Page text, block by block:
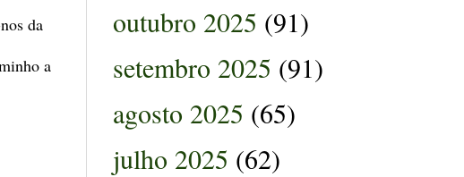
da
a
outubro 2025 (91)
setembro 2025 (91)
agosto 2025 (65)
julho 2025 (62)